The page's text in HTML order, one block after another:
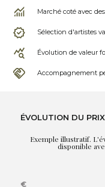
Marché coté avec
Sélection d'artistes
Évolution de valeur
Accompagnement
ÉVOLUTION DU PRIX
Exemple illustratif.
disponible